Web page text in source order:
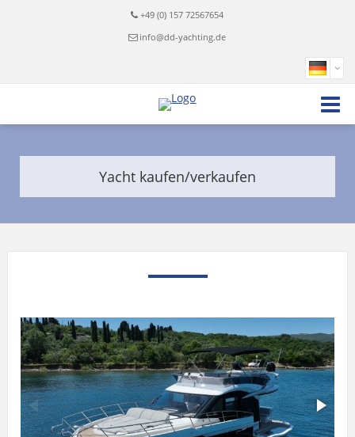
+49 (0) 157 72567654
info@dd-yachting.de
Yacht kaufen/verkaufen